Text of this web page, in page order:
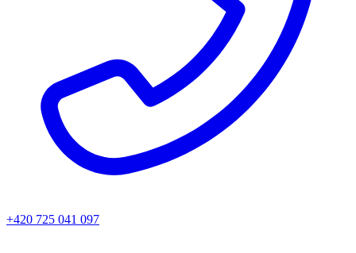
+420 725 041 097